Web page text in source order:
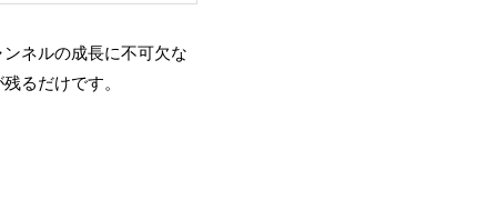
ネルの成長に不可欠な
るだけです。